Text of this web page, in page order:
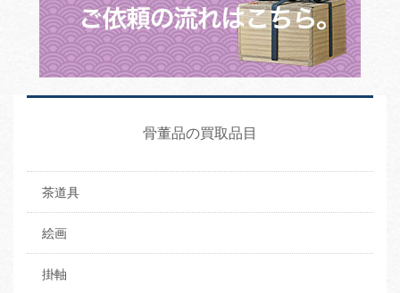
骨董品の買取品目
茶道具
絵画
掛軸